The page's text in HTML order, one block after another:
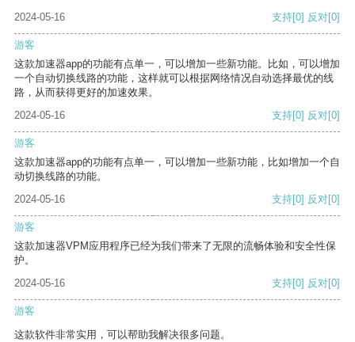
2024-05-16 支持[0] 反对[0]
游客
这款加速器app的功能有点单一，可以增加一些新功能。比如，可以增加
一个自动切换线路的功能，这样就可以根据网络情况自动选择最优的线
路，从而获得更好的加速效果。
2024-05-16
支持[0] 反对[0]
游客
这款加速器app的功能有点单一，可以增加一些新功能，比如增加一个自
动切换线路的功能。
2024-05-16
支持[0] 反对[0]
游客
这款加速器VPM应用程序已经为我们带来了无限的流畅体验和安全性保
护。
2024-05-16
支持[0] 反对[0]
游客
这款软件非常实用，可以帮助我解决很多问题。